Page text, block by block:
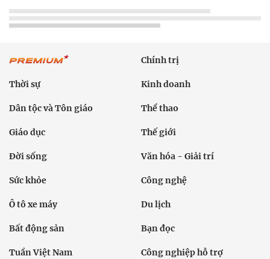
Chính trị
Thời sự Kinh doanh
Dân tộc và Tôn giáo Thể thao
Giáo dục Thế giới
Đời sống Văn hóa - Giải trí
Sức khỏe Công nghệ
Ô tô xe máy Du lịch
Bất động sản Bạn đọc
Tuần Việt Nam Công nghiệp hỗ trợ